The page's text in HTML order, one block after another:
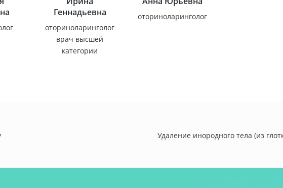
Геннадьевна
оториноларинголог
врач высшей
категории
оториноларинголог
Удаление инородного тела (из